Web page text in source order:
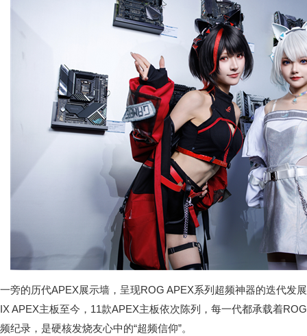
一旁的历代APEX展示墙，呈现ROG APEX系列超频神器的迭代发
IX APEX主板至今，11款APEX主板依次陈列，每一代都承载着
频纪录，是硬核发烧友心中的“超频信仰”。